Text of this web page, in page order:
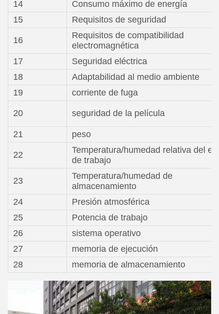
14
Consumo máximo de energía
15
Requisitos de seguridad
16
Requisitos de compatibilidad
electromagnética
17
Seguridad eléctrica
18
Adaptabilidad al medio ambiente
19
corriente de fuga
20 seguridad de la película
21 peso
22
Temperatura/humedad relativa del
de trabajo
23
Temperatura/humedad de
almacenamiento
24
Presión atmosférica
25
Potencia de trabajo
26
sistema operativo
27
memoria de ejecución
28
memoria de almacenamiento